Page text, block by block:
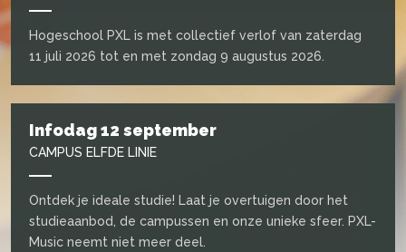
Hogeschool PXL is met collectief verlof van zaterdag
11 juli 2026 tot en met zondag 9 augustus 2026.
Infodag 12 september
CAMPUS ELFDE LINIE
Ontdek je ideale studie! Laat je overtuigen door het
studieaanbod, de campussen en onze unieke sfeer. PXL-
Music neemt niet meer deel.